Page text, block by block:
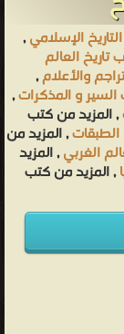
الإسلامي,
تاريخ العالم
والأعلام,
و المذكرات,
, المزيد من كتب
, المزيد من
الغربي, المزيد
, المزيد من كتب